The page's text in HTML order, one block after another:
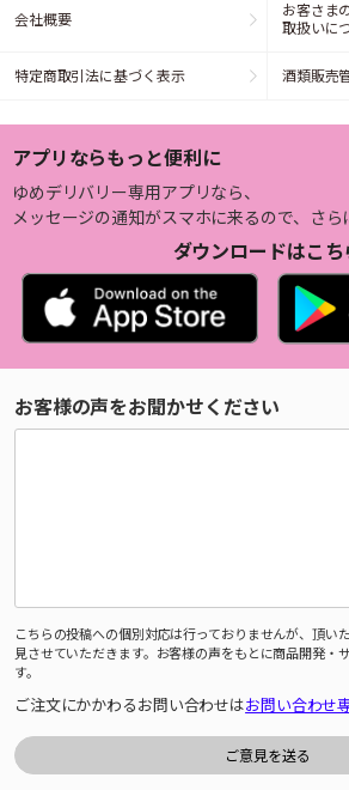
会社概要
お客さま
取扱いに
特定商取引法に基づく表示 酒類販売
アプリならもっと便利に
ゆめデリバリー専用アプリなら、
メッセージの通知がスマホに来るので、さら
ダウンロードはこち
お客様の声をお聞かせください
こちらの投稿への個別対応は行っておりませんが、頂い
見させていただきます。お客様の声をもとに商品開発・
す。
ご注文にかかわるお問い合わせはお問い合わせ